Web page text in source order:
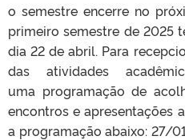
o semestre encerre no
primeiro semestre de 2025
dia 22 de abril. Para
das atividades
uma programação de
encontros e apresentações
a programação abaixo: 27/